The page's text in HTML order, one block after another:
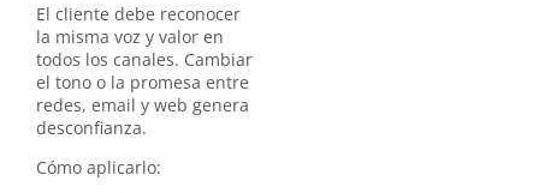
El cliente debe reconocer
la misma voz y valor en
todos los canales. Cambiar
el tono o la promesa entre
redes, email y web genera
desconfianza.
Cómo aplicarlo: